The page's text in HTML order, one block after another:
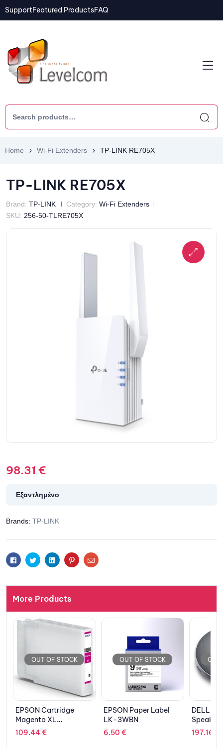
SupportFeatured ProductsFAQ
Home Wi-Fi Extenders TP-LINK RE705X
TP-LINK RE705X
Brand: TP-LINK Category: Wi-Fi Extenders
SKU: 256-50-TLRE705X
98.31 €
Εξαντλημένο
Brands: TP-LINK
FacebookTwitterLinkedinPinterestEmail
More Products
OUT OF STOCK
EPSON Paper Label
LK-3WBN
6.50€
OUT OF STOCK
DELL Adapter Mobile
Speakerphone 
MH3021P
197.16
IdeaPad
736.72